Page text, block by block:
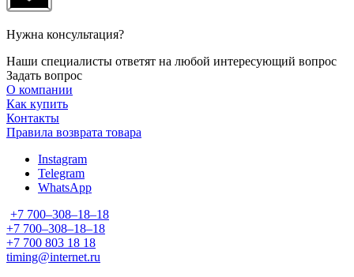
Нужна консультация?
Наши специалисты ответят на любой интересующий вопрос
Задать вопрос
О компании
Как купить
Контакты
Правила возврата товара
Instagram
Telegram
WhatsApp
+7 700‒308‒18‒18
+7 700‒308‒18‒18
+7 700 803 18 18
timing@internet.ru